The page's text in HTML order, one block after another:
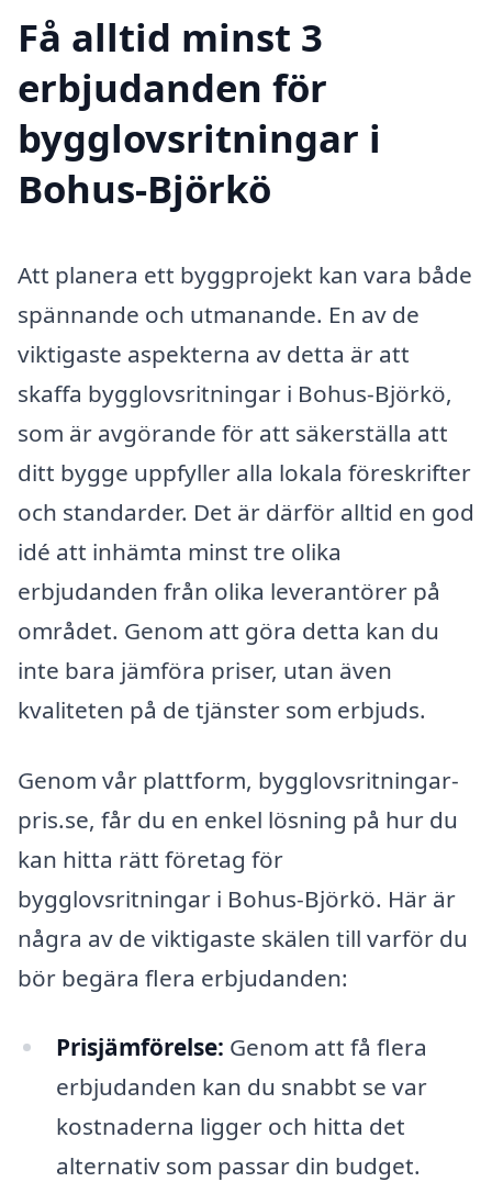
Få alltid minst 3
erbjudanden för
bygglovsritningar i
Bohus-Björkö
Att planera ett byggprojekt kan vara både
spännande och utmanande. En av de
viktigaste aspekterna av detta är att
skaffa bygglovsritningar i Bohus-Björkö,
som är avgörande för att säkerställa att
ditt bygge uppfyller alla lokala föreskrifter
och standarder. Det är därför alltid en god
idé att inhämta minst tre olika
erbjudanden från olika leverantörer på
området. Genom att göra detta kan du
inte bara jämföra priser, utan även
kvaliteten på de tjänster som erbjuds.
Genom vår plattform, bygglovsritningar-
pris.se, får du en enkel lösning på hur du
kan hitta rätt företag för
bygglovsritningar i Bohus-Björkö. Här är
några av de viktigaste skälen till varför du
bör begära flera erbjudanden:
Prisjämförelse: Genom att få flera
erbjudanden kan du snabbt se var
kostnaderna ligger och hitta det
alternativ som passar din budget.